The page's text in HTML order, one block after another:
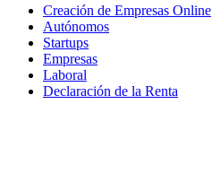
Creación de Empresas Online
Autónomos
Startups
Empresas
Laboral
Declaración de la Renta